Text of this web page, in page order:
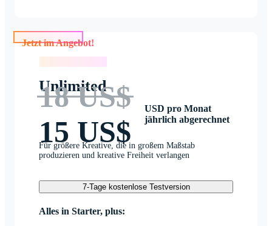
Jetzt im Angebot!
Unlimited
18 US$
15 US$
USD pro Monat
jährlich abgerechnet
Für größere Kreative, die in großem Maßstab
produzieren und kreative Freiheit verlangen
7-Tage kostenlose Testversion
Alles in Starter, plus: